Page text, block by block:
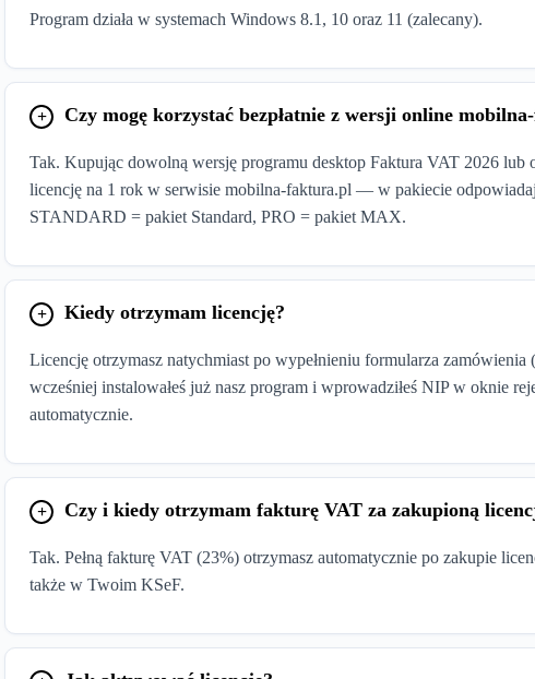
Program działa w systemach Windows 8.1, 10 oraz 11 (zalecany).
Czy mogę korzystać bezpłatnie z wersji online
Tak. Kupując dowolną wersję programu desktop Faktura VAT 2026 lub
licencję na 1 rok w serwisie mobilna-faktura.pl — w pakiecie
STANDARD = pakiet Standard, PRO = pakiet MAX.
Kiedy otrzymam licencję?
Licencję otrzymasz natychmiast po wypełnieniu formularza
wcześniej instalowałeś już nasz program i wprowadziłeś NIP w oknie
automatycznie.
Czy i kiedy otrzymam fakturę VAT za zakupioną
Tak. Pełną fakturę VAT (23%) otrzymasz automatycznie po zakupie
także w Twoim KSeF.